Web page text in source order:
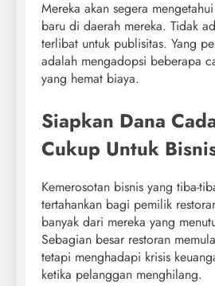
Mereka akan segera
baru di daerah mereka. Tidak
terlibat untuk publisitas. Yang
adalah mengadopsi beberapa
yang hemat biaya.
Siapkan Dana
Cukup Untuk
Kemerosotan bisnis yang tiba-
tertahankan bagi pemilik
banyak dari mereka yang
Sebagian besar restoran
tetapi menghadapi krisis
ketika pelanggan menghilang.